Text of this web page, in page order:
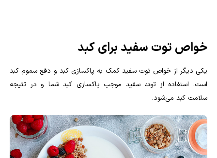
خواص توت سفید برای کبد
یکی دیگر از خواص توت سفید کمک به پاکسازی کبد و دفع سموم کبد
است. استفاده از توت سفید موجب پاکسازی کبد شما و در تتیجه
سلامت کبد می‌شود.